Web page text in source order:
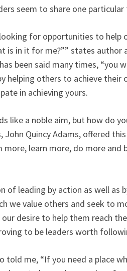
seem to share one
for opportunities to help
is in it for me?”” states author
been said many times, “you
helping others to achieve their
in achieving yours.
like a noble aim, but how do
Quincy Adams, offered
learn more, do more and
of leading by action as well as
we value others and seek to
desire to help them reach
to be leaders worth
told me, “If you need a place